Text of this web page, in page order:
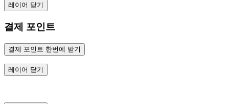
레이어 닫기
결제 포인트
결제 포인트 한번에 받기
레이어 닫기